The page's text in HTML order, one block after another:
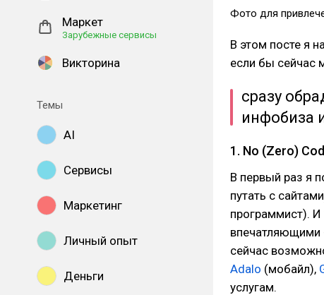
Маркет
Зарубежные сервисы
Викторина
Темы
AI
Сервисы
Маркетинг
Личный опыт
Деньги
Фото для
В этом посте я
если бы сейчас
сразу
инфобиза
1. No (Zero)
В первый раз я
путать с
программист).
впечатляющими
сейчас
Adalo (мобайл),
услугам.